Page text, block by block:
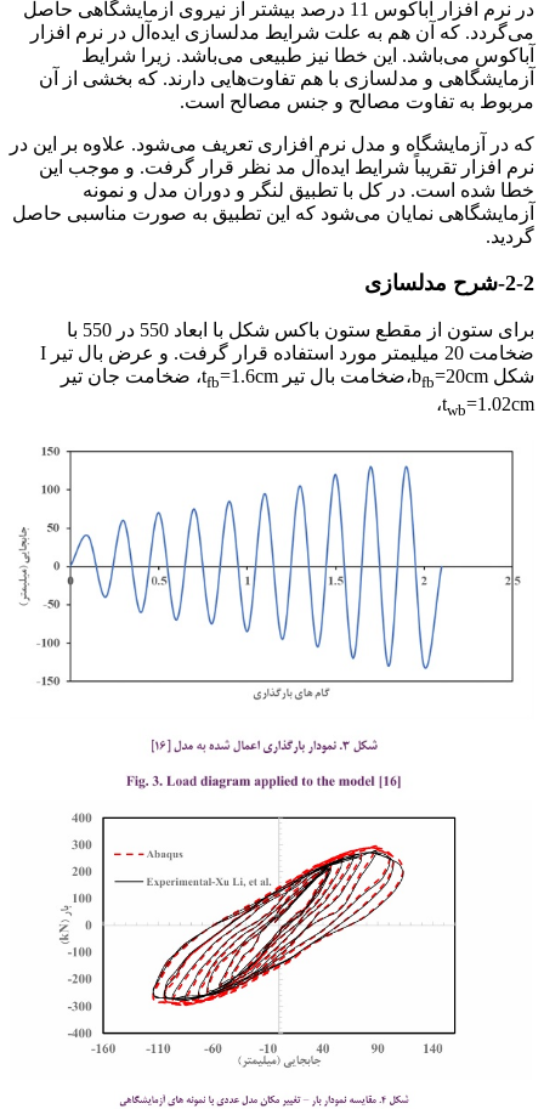
در نرم افزار آباکوس 11 درصد بیشتر از نیروی آزمایشگاهی حاصل
می‌گردد. که آن هم به علت شرایط مدلسازی ایده‌آل در نرم افزار
آباکوس می‌باشد. این خطا نیز طبیعی می‌باشد. زیرا شرایط
آزمایشگاهی و مدلسازی با هم تفاوت‌هایی دارند. که بخشی از آن
مربوط به تفاوت مصالح و جنس مصالح است.
که در آزمایشگاه و مدل نرم افزاری تعریف می‌شود. علاوه بر این در
نرم افزار تقریباً شرایط ایده‌آل مد نظر قرار گرفت. و موجب این
خطا شده است. در کل با تطبیق لنگر و دوران مدل و نمونه
آزمایشگاهی نمایان می‌شود که این تطبیق به صورت مناسبی حاصل
گردید.
2-2-شرح مدلسازی
برای ستون از مقطع ستون باکس شکل با ابعاد 550 در 550 با
ضخامت 20 میلیمتر مورد استفاده قرار گرفت. و عرض بال تیر I
شکل b
fb=20cm،ضخامت بال تیر t fb =1.6cm، ضخامت جان تیر
twb=1.02cm،